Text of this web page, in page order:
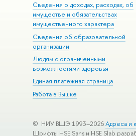
Сведения о доходах, расходах, об
имуществе и обязательствах
имущественного характера
Сведения об образовательной
организации
Людям с ограниченными
возможностями здоровья
Единая платежная страница
Работа в Вышке
© НИУ ВШЭ 1993–2026 Адреса и
Шрифты HSE Sans и HSE Slab